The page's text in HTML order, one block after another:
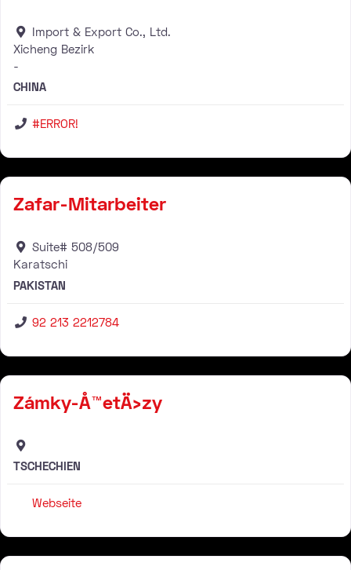
Import & Export Co., Ltd.
Xicheng Bezirk
-
CHINA
#ERROR!
Zafar-Mitarbeiter
Suite# 508/509
Karatschi
PAKISTAN
92 213 2212784
Zámky-Å™etÄ›zy
TSCHECHIEN
Webseite